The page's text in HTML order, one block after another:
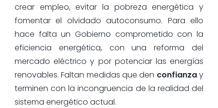
crear empleo, evitar la pobreza energética y
fomentar el olvidado autoconsumo. Para ello
hace falta un Gobierno comprometido con la
eficiencia energética, con una reforma del
mercado eléctrico y por potenciar las energías
renovables. Faltan medidas que den confianzay
terminen con la incongruencia de la realidad del
sistema energético actual.